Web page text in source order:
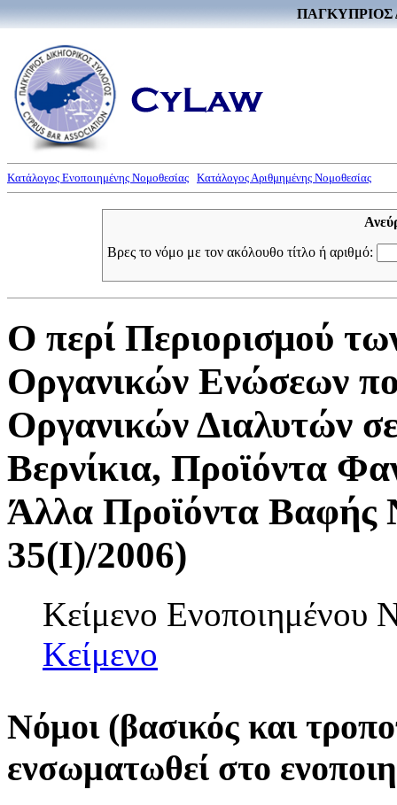
ΠΑΓΚΥΠΡΙΟΣ
Κατάλογος Ενοποιημένης Νομοθεσίας Κατάλογος Αριθμημένης Νομοθεσίας
Βρες το νόμο με τον ακόλουθο τίτλο ή αριθμό:
Ο περί Περιορισμού
Οργανικών Ενώσεων
Οργανικών Διαλυτών
Βερνίκια, Προϊόντα
Άλλα Προϊόντα Βαφής
35(I)/2006)
Κείμενο
Κείμενο
Νόμοι (βασικός και
ενσωματωθεί στο